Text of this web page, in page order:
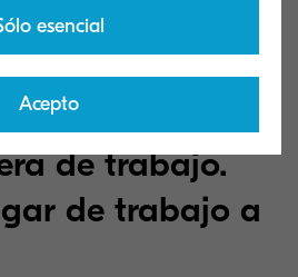
de trabajo.
de trabajo a
esencial
Acepto